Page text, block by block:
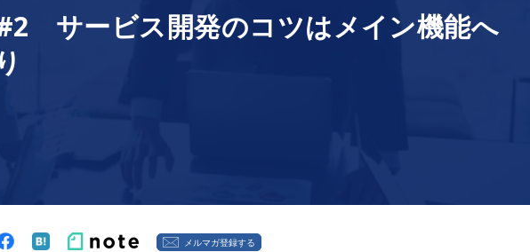
サービス開発のコツはメイン機能へ
メルマガ登録する